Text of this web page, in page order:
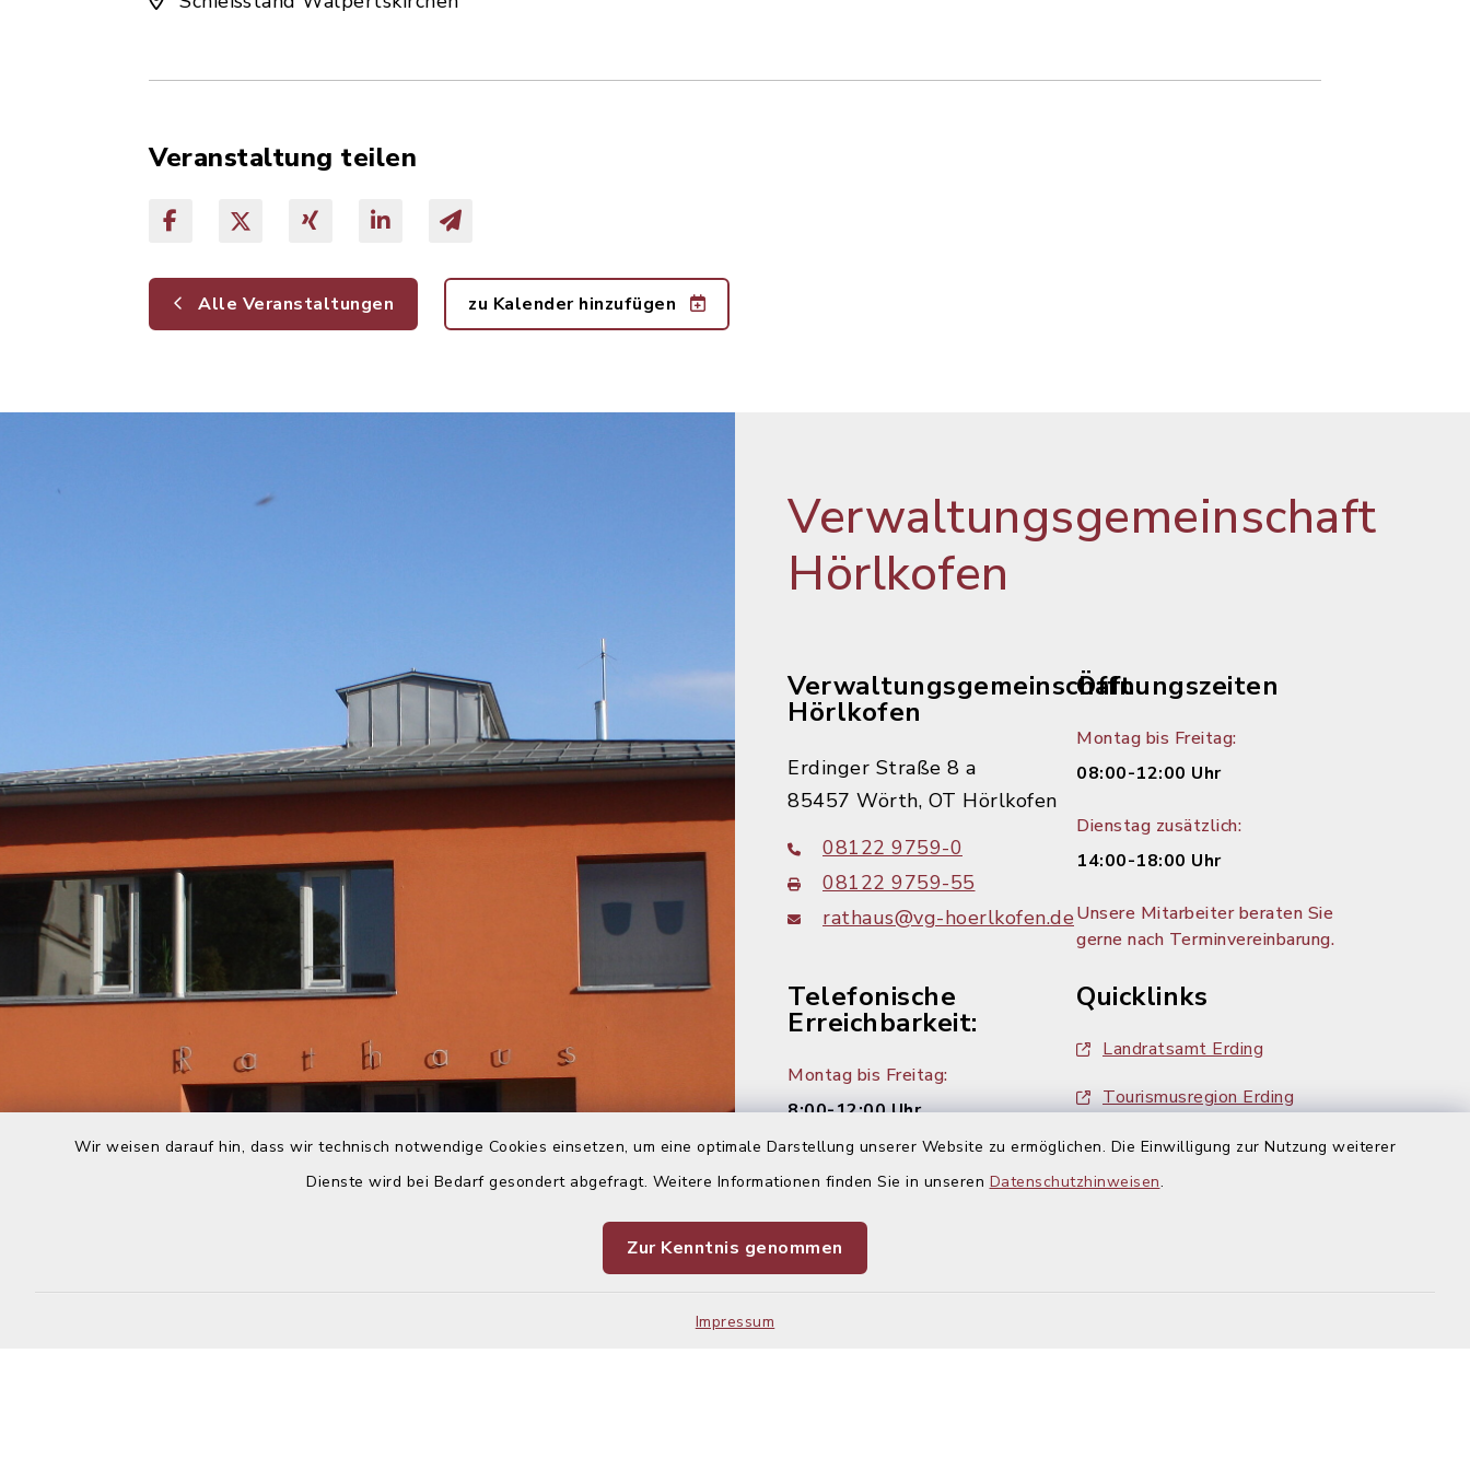
Wir weisen darauf hin, dass wir technisch notwendige Cookies einsetzen, um eine optimale Darstellung unserer Website zu ermöglichen. Die Einwilligung zur Nutzung weiterer
Dienste wird bei Bedarf gesondert abgefragt. Weitere Informationen finden Sie in unseren Datenschutzhinweisen.
Zur Kenntnis genommen
Impressum
Veranstaltung teilen
Alle Veranstaltungen zu Kalender hinzufügen
Verwaltungsgemeinschaft
Hörlkofen
Verwaltungsgemeinschaft
Hörlkofen
Erdinger Straße 8 a
85457 Wörth, OT Hörlkofen
08122 9759-0
08122 9759-55
rathaus@vg-hoerlkofen.de
Öffnungszeiten
Montag bis Freitag:
08:00-12:00 Uhr
Dienstag zusätzlich:
14:00-18:00 Uhr
Unsere Mitarbeiter beraten Sie
gerne nach Terminvereinbarung.
Telefonische
Erreichbarkeit:
Montag bis Freitag:
8:00-12:00 Uhr
Montag und Donnerstag:
Dienstag:
Quicklinks
Landratsamt Erding
Tourismusregion Erding
Ausschreibungen